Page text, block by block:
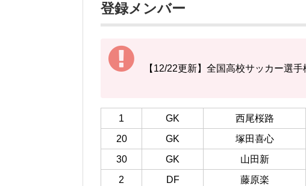
登録メンバー
【12/22更新】全国高校サッカー選
1 GK 西尾桜路
20
GK 塚田喜心
30
GK 山田新
2
DF 藤原楽